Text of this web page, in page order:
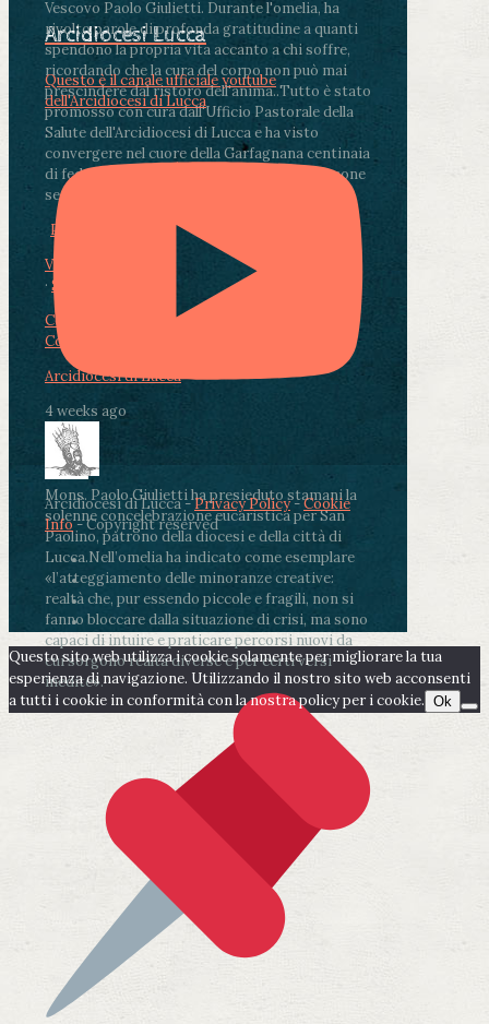
Vescovo Paolo Giulietti. Durante l'omelia, ha
rivolto parole di profonda gratitudine a quanti
spendono la propria vita accanto a chi soffre,
ricordando che la cura del corpo non può mai
prescindere dal ristoro dell'anima..Tutto è stato
promosso con cura dall'Ufficio Pastorale della
Salute dell'Arcidiocesi di Lucca e ha visto
convergere nel cuore della Garfagnana centinaia
di fedeli, operatori sanitari, volontari e persone
segnate dalla malattia.
Photo
View on Facebook
· Share
Condividi su Facebook
Condividi su LinkedIn
Arcidiocesi di Lucca
4 weeks ago
Mons. Paolo Giulietti ha presieduto stamani la
solenne concelebrazione eucaristica per San
Paolino, patrono della diocesi e della città di
Lucca.Nell’omelia ha indicato come esemplare
«l’atteggiamento delle minoranze creative:
realtà che, pur essendo piccole e fragili, non si
fanno bloccare dalla situazione di crisi, ma sono
capaci di intuire e praticare percorsi nuovi da
cui sorgono realtà diverse e per certi versi
inedite».
Arcidiocesi Lucca
Questo è il canale ufficiale youtube
dell'Arcidiocesi di Lucca
Arcidiocesi di Lucca -Privacy Policy-Cookie
Info- Copyright reserved
Questo sito web utilizza i cookie solamente per migliorare la tua
esperienza di navigazione. Utilizzando il nostro sito web acconsenti
a tutti i cookie in conformità con la nostra policy per i cookie. Ok